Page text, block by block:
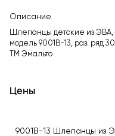
Описание
Шлепанцы детские из ЭВА,
модель 9001B-13, раз. ряд
ТМ Эмальто
Цены
9001B-13 Шлепанцы из